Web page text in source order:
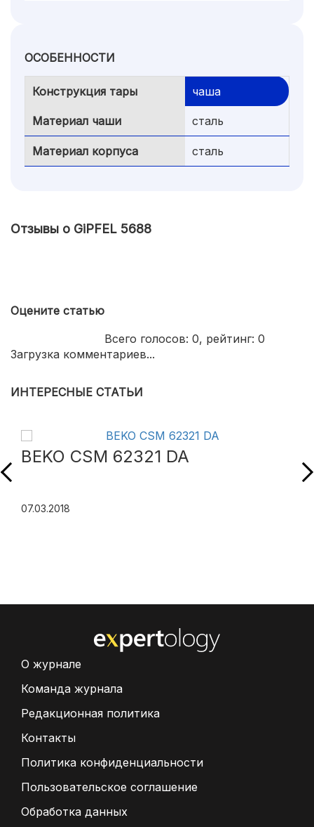
ОСОБЕННОСТИ
Конструкция тары чаша
Материал чаши сталь
Материал корпуса сталь
Отзывы о GiPFEL 5688
Оцените статью
Всего голосов: 0, рейтинг: 0
Загрузка комментариев...
ИНТЕРЕСНЫЕ СТАТЬИ
BEKO CSM 62321 DA
07.03.2018
О журнале
Команда журнала
Редакционная политика
Контакты
Политика конфиденциальности
Пользовательское соглашение
Обработка данных